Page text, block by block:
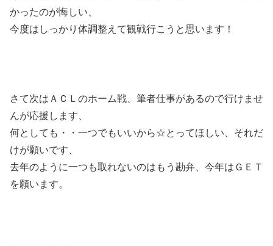
かったのが悔しい、
今度はしっかり体調整えて観戦行こうと思います！
さて次はＡＣＬのホーム戦、筆者仕事があるので行けませ
んが応援します、
何としても・・一つでもいいから☆とってほしい、それだ
けが願いです、
去年のように一つも取れないのはもう勘弁、今年はＧＥＴ
を願います。